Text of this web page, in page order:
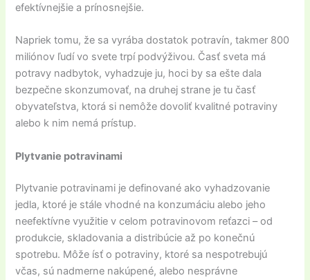
efektívnejšie a prínosnejšie.
Napriek tomu, že sa vyrába dostatok potravín, takmer 800
miliónov ľudí vo svete trpí podvýživou. Časť sveta má
potravy nadbytok, vyhadzuje ju, hoci by sa ešte dala
bezpečne skonzumovať, na druhej strane je tu časť
obyvateľstva, ktorá si nemôže dovoliť kvalitné potraviny
alebo k nim nemá prístup.
Plytvanie potravinami
Plytvanie potravinami je definované ako vyhadzovanie
jedla, ktoré je stále vhodné na konzumáciu alebo jeho
neefektívne využitie v celom potravinovom reťazci – od
produkcie, skladovania a distribúcie až po konečnú
spotrebu. Môže ísť o potraviny, ktoré sa nespotrebujú
včas, sú nadmerne nakúpené, alebo nesprávne